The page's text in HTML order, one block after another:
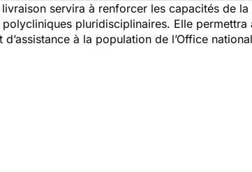
servira à renforcer les capacités de
pluridisciplinaires. Elle permettra
à la population de l’Office